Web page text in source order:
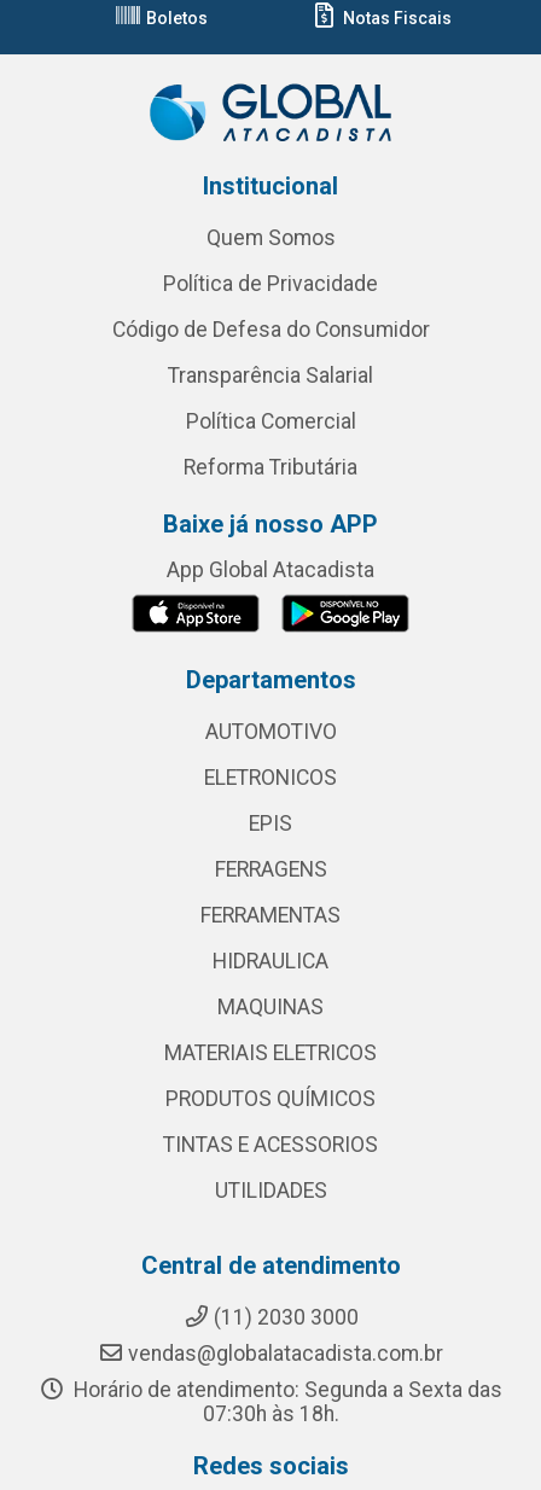
Boletos Notas Fiscais
Institucional
Quem Somos
Política de Privacidade
Código de Defesa do Consumidor
Transparência Salarial
Política Comercial
Reforma Tributária
Baixe já nosso APP
App Global Atacadista
Departamentos
AUTOMOTIVO
ELETRONICOS
EPIS
FERRAGENS
FERRAMENTAS
HIDRAULICA
MAQUINAS
MATERIAIS ELETRICOS
PRODUTOS QUÍMICOS
TINTAS E ACESSORIOS
UTILIDADES
Central de atendimento
(11) 2030 3000
vendas@globalatacadista.com.br
Horário de atendimento: Segunda a Sexta das
07:30h às 18h.
Redes sociais